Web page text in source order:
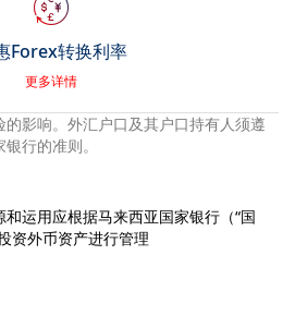
Forex转换利率
更多详情
影响。外汇户口及其户口持有人须遵
行的准则。
运用应根据马来西亚国家银行（“国
资外币资产进行管理